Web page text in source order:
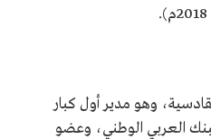
وهو مدير أول كبار
العربي الوطني، وعضو